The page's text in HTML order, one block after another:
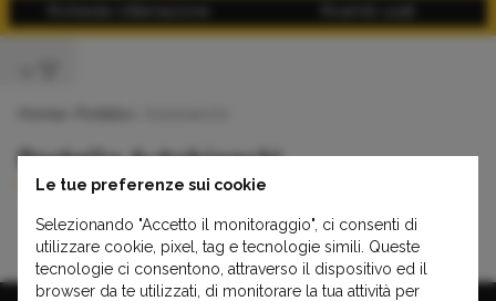
Portello Autobianchi
Y10
Le tue preferenze sui cookie
Selezionando "Accetto il monitoraggio", ci consenti di
utilizzare cookie, pixel, tag e tecnologie simili. Queste
tecnologie ci consentono, attraverso il dispositivo ed il
browser da te utilizzati, di monitorare la tua attività per